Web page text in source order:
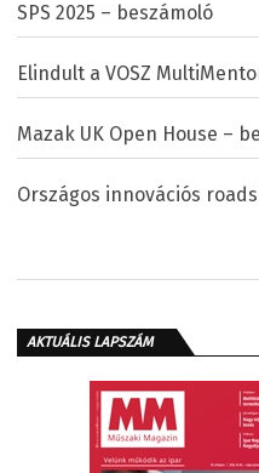
SPS 2025 – beszámoló
Elindult a VOSZ
Mazak UK Open House –
Országos innovációs
AKTUÁLIS LAPSZÁM